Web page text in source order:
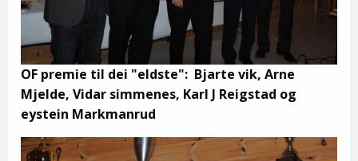
OF premie til dei "eldste": Bjarte vik, Arne
Mjelde, Vidar simmenes, Karl J Reigstad og
eystein Markmanrud